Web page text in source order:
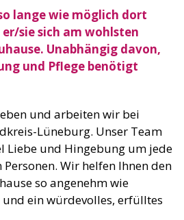
so lange wie möglich dort
sie sich am wohlsten
Unabhängig davon,
und Pflege benötigt
und arbeiten wir bei
Lüneburg. Unser Team
und Hingebung um jede
Wir helfen Ihnen den
so angenehm wie
ein würdevolles, erfülltes